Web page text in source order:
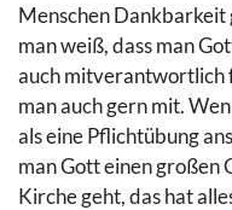
Menschen
man weiß, dass man
auch mitverantwortlich
man auch gern mit.
als eine Pflichtübung
man Gott einen großen
Kirche geht, das hat